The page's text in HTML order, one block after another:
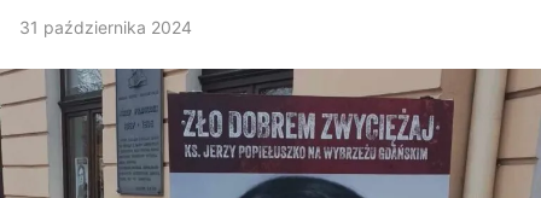
31 października 2024